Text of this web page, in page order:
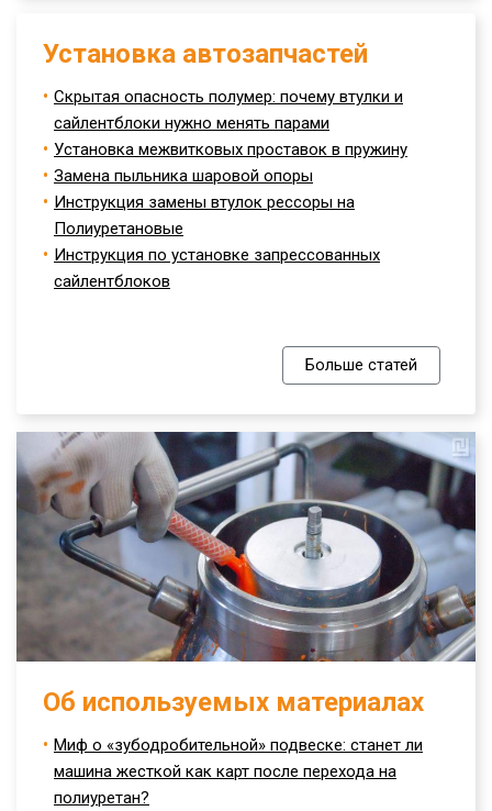
Установка автозапчастей
Скрытая опасность полумер: почему втулки и
сайлентблоки нужно менять парами
Установка межвитковых проставок в пружину
Замена пыльника шаровой опоры
Инструкция замены втулок рессоры на
Полиуретановые
Инструкция по установке запрессованных
сайлентблоков
Больше статей
Об используемых материалах
Миф о «зубодробительной» подвеске: станет ли
машина жесткой как карт после перехода на
полиуретан?